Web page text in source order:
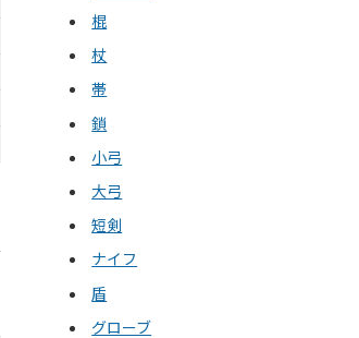
棍
杖
帯
鎖
小弓
大弓
短剣
ナイフ
盾
グローブ